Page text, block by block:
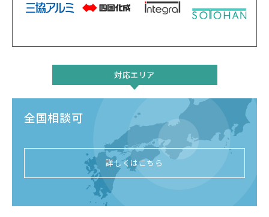
対応エリア
全国相談可
詳しくはこちら